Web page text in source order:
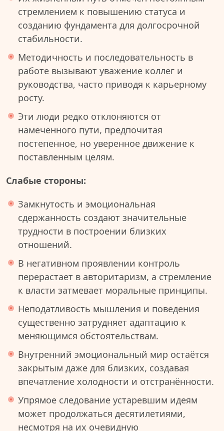
стремлением к повышению статуса и
созданию фундамента для долгосрочной
стабильности.
Методичность и последовательность в
работе вызывают уважение коллег и
руководства, часто приводя к карьерному
росту.
Эти люди редко отклоняются от
намеченного пути, предпочитая
постепенное, но уверенное движение к
поставленным целям.
Слабые стороны:
Замкнутость и эмоциональная
сдержанность создают значительные
трудности в построении близких
отношений.
В негативном проявлении контроль
перерастает в авторитаризм, а стремление
к власти затмевает моральные принципы.
Неподатливость мышления и поведения
существенно затрудняет адаптацию к
меняющимся обстоятельствам.
Внутренний эмоциональный мир остаётся
закрытым даже для близких, создавая
впечатление холодности и отстранённости.
Упрямое следование устаревшим идеям
может продолжаться десятилетиями,
несмотря на их очевидную